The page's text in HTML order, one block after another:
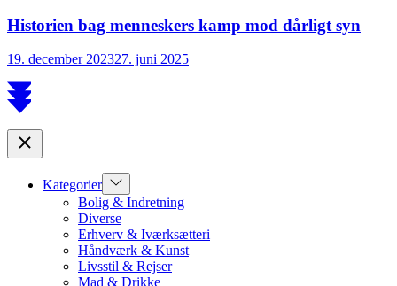
Historien bag menneskers kamp mod dårligt syn
19. december 202327. juni 2025
Scroll
to
Close
Kategorier Show
sub
menu
Bolig & Indretning
Diverse
Erhverv & Iværksætteri
Håndværk & Kunst
Livsstil & Rejser
Mad & Drikke